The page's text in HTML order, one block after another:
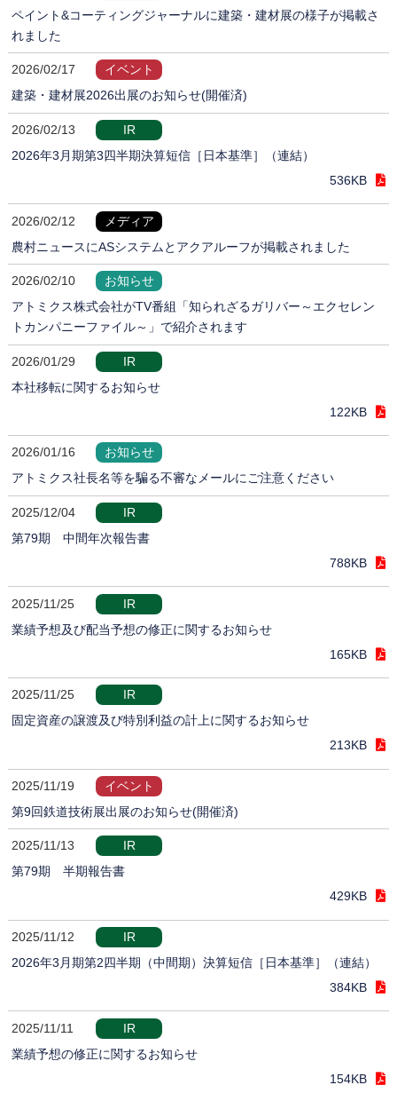
ペイント&コーティングジャーナルに建築・建材展の様子が掲載さ
れました
2026/02/17
イベント
建築・建材展2026出展のお知らせ(開催済)
2026/02/13
IR
2026年3月期第3四半期決算短信［日本基準］（連結）
536KB
2026/02/12
メディア
農村ニュースにASシステムとアクアルーフが掲載されました
2026/02/10
お知らせ
アトミクス株式会社がTV番組「知られざるガリバー～エクセレン
トカンパニーファイル～」で紹介されます
2026/01/29
IR
本社移転に関するお知らせ
122KB
2026/01/16
お知らせ
アトミクス社長名等を騙る不審なメールにご注意ください
2025/12/04
IR
第79期 中間年次報告書
788KB
2025/11/25
IR
業績予想及び配当予想の修正に関するお知らせ
165KB
2025/11/25
IR
固定資産の譲渡及び特別利益の計上に関するお知らせ
213KB
2025/11/19
イベント
第9回鉄道技術展出展のお知らせ(開催済)
2025/11/13
IR
第79期 半期報告書
429KB
2025/11/12
IR
2026年3月期第2四半期（中間期）決算短信［日本基準］（連結）
384KB
2025/11/11
IR
業績予想の修正に関するお知らせ
154KB